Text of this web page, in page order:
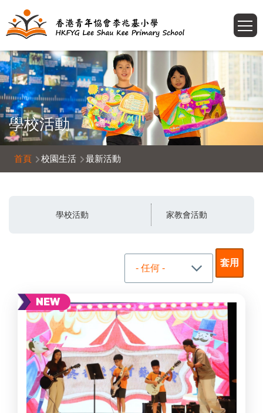
移至主內容
學校活動
導
航
首頁 校園生活 最新活動
學校活動 家教會活動